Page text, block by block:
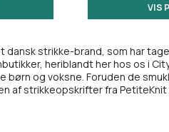
VIS
strikke-brand, som har
heriblandt her hos os i
og voksne. Foruden de
af strikkeopskrifter fra